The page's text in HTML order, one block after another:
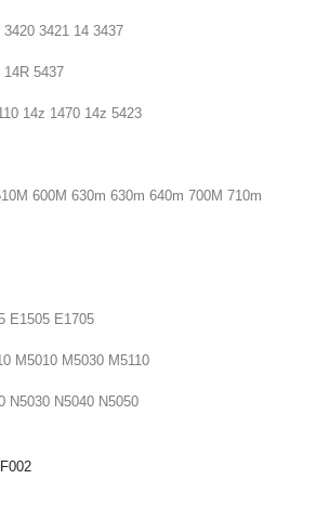
3420 3421 14 3437
14R 5437
14z 1470 14z 5423
600M 630m 630m 640m 700M 710m
E1505 E1705
M5010 M5030 M5110
N5030 N5040 N5050